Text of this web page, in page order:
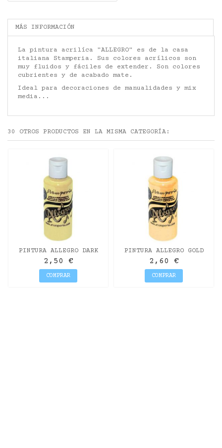
MÁS INFORMACIÓN
La pintura acrilíca "ALLEGRO" es de la casa
italiana Stamperia.
Sus colores acrílicos
son
muy fluidos y fáciles de extender .
Son colores
cubrientes y de acabado mate.
Ideal para decoraciones de manualidades y mix
media...
30 OTROS PRODUCTOS EN LA MISMA CATEGORÍA:
PINTURA ALLEGRO DARK
IVORY
2,50 €
COMPRAR
PINTURA ALLEGRO GOLD
SAND
2,60 €
COMPRAR